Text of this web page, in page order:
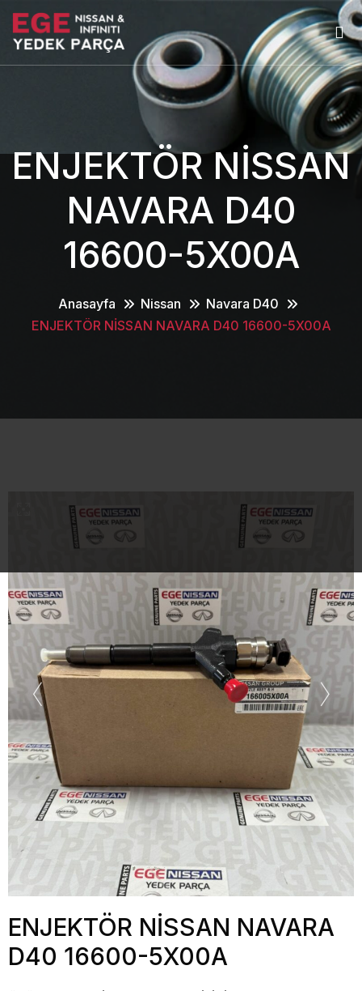
ENJEKTÖR NİSSAN
NAVARA D40
16600-5X00A
Anasayfa Nissan
Navara D40
ENJEKTÖR NİSSAN NAVARA D40 16600-5X00A
ENJEKTÖR NİSSAN NAVARA
D40 16600-5X00A